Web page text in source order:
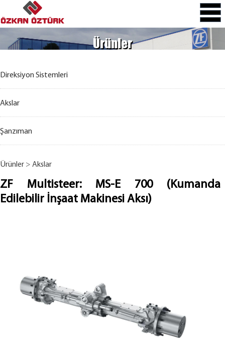
Ürünler
Direksiyon Sistemleri
Akslar
Şanzıman
Ürünler > Akslar
ZF Multisteer: MS-E 700 (Kumanda
Edilebilir İnşaat Makinesi Aksı)